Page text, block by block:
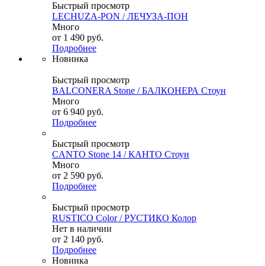
Быстрый просмотр
LECHUZA-PON / ЛЕЧУЗА-ПОН
Много
от 1 490 руб.
Подробнее
Новинка
Быстрый просмотр
BALCONERA Stone / БАЛКОНЕРА Стоун
Много
от 6 940 руб.
Подробнее
Быстрый просмотр
CANTO Stone 14 / КАНТО Стоун
Много
от 2 590 руб.
Подробнее
Быстрый просмотр
RUSTICO Color / РУСТИКО Колор
Нет в наличии
от 2 140 руб.
Подробнее
Новинка